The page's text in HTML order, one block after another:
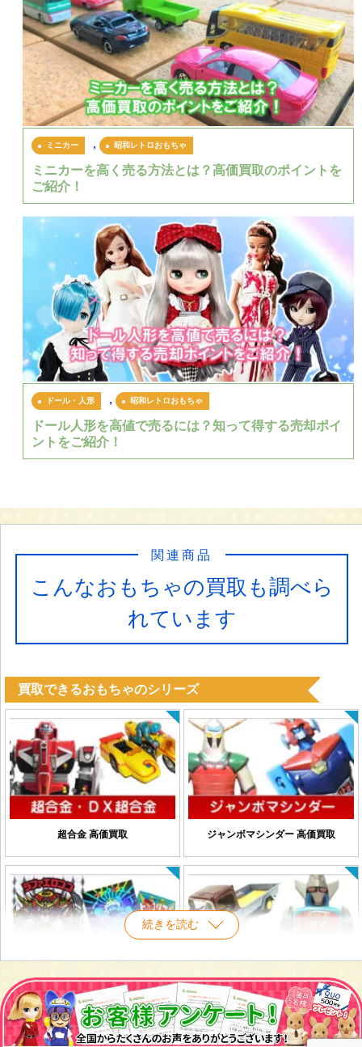
ミニカー , 昭和レトロおもちゃ
ミニカーを高く売る方法とは？高価買取のポイントを
ご紹介！
ドール・人形 , 昭和レトロおもちゃ
ドール人形を高値で売るには？知って得する売却ポイ
ントをご紹介！
こんなおもちゃの買取も調べら
れています
関連商品
買取できるおもちゃのシリーズ
続きを読む
超合金 高価買取 ジャンボマシンダー 高価買取
旧ビックリマンシール 買取 ブリキおもちゃ高価買取